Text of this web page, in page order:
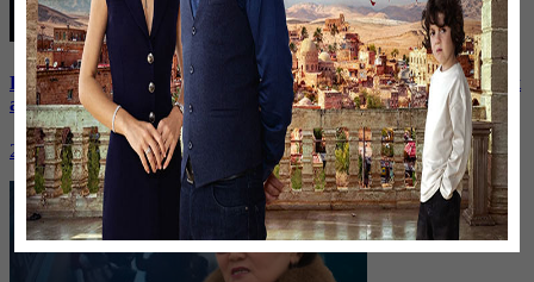
Баспанасын ала алмай жүрген бір топ шымкенттік әкімдік
алдына түнеуге келді
26 января, 19:35